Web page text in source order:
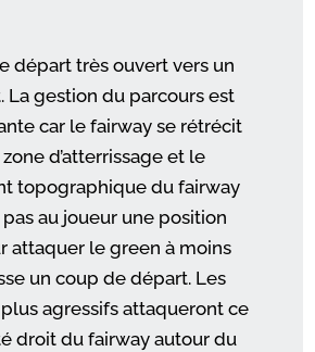
départ très ouvert vers un
La gestion du parcours est
car le fairway se rétrécit
d’atterrissage et le
topographique du fairway
au joueur une position
attaquer le green à moins
un coup de départ. Les
agressifs attaqueront ce
droit du fairway autour du